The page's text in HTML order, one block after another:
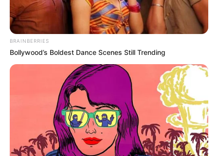
OBSERWUJ NAS W GOOGLE NEWS, BY BYĆ NA
BIEŻĄCO!
Facebook Twitter Google+
Horror
Nosferatu kiedy na VOD
Nosferatu nowy film
Nosferatu Robert Eggers VOD
BRAINBERRIES
Bollywood’s Boldest Dance Scenes Still Trending